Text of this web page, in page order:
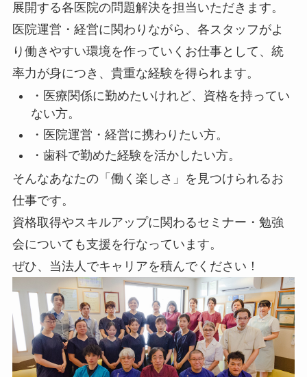
展開する各医院の問題解決を担当いただきます。
医院運営・経営に関わりながら、各スタッフがよ
り働きやすい環境を作っていくお仕事として、統
率力が身につき、貴重な経験を得られます。
・医療関係に勤めたいけれど、資格を持ってい
ない方。
・医院運営・経営に携わりたい方。
・歯科で勤めた経験を活かしたい方。
そんなあなたの「 働く楽しさ 」を見つけられるお
仕事です。
資格取得やスキルアップに関わるセミナー・勉強
会についても支援を行なっています。
ぜひ、当法人でキャリアを積んでください！